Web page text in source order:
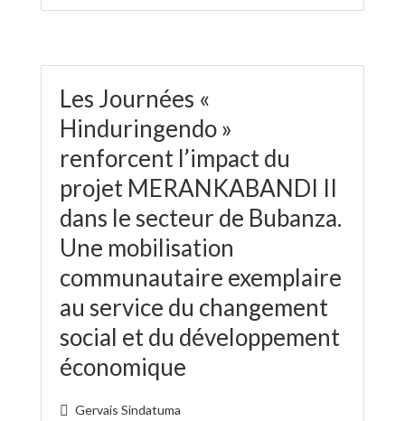
Les Journées «
Hinduringendo »
renforcent l’impact du
projet MERANKABANDI II
dans le secteur de Bubanza.
Une mobilisation
communautaire exemplaire
au service du changement
social et du développement
économique
Gervais Sindatuma